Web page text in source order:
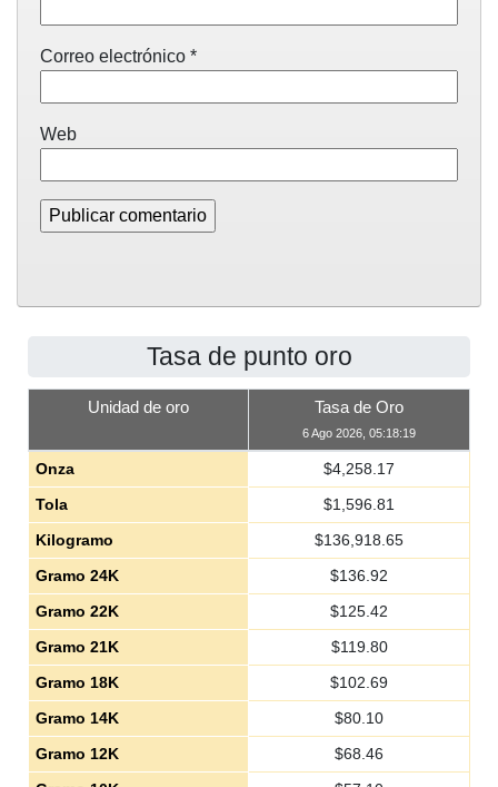
Correo electrónico *
Web
Tasa de punto oro
Unidad de oro Tasa de Oro
6 Ago 2026, 05:18:19
Onza $4,258.17
Tola
$1,596.81
Kilogramo
$136,918.65
Gramo 24K
$136.92
Gramo 22K
$125.42
Gramo 21K
$119.80
Gramo 18K
$102.69
Gramo 14K
$80.10
Gramo 12K
$68.46